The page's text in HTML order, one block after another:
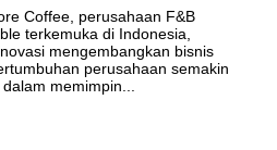
Coffee, perusahaan F&B
terkemuka di Indonesia,
mengembangkan bisnis
perusahaan semakin
memimpin...